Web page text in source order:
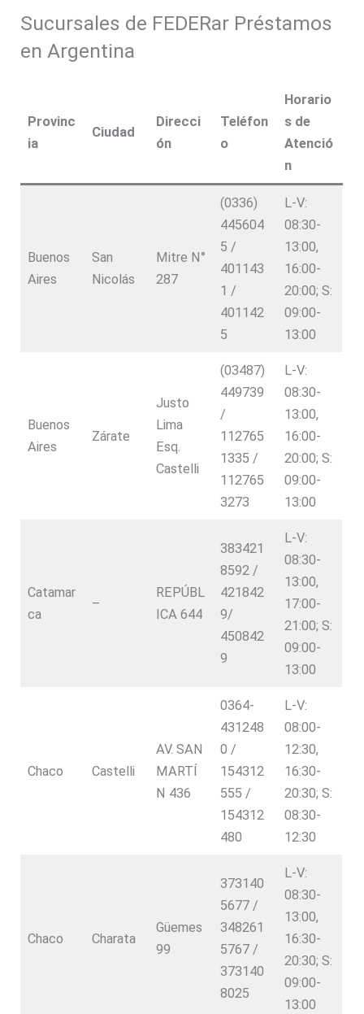
Sucursales de FEDERar Préstamos
en Argentina
Provinc
ia
Ciudad
Direcci
ón
Teléfon
o
Horario
s de
Atenció
n
Buenos
Aires
San
Nicolás
Mitre N°
287
(0336)
445604
5 /
401143
1 /
401142
5
L-V:
08:30-
13:00,
16:00-
20:00; S:
09:00-
13:00
Buenos
Aires
Zárate
Justo
Lima
Esq.
Castelli
(03487)
449739
/
112765
1335 /
112765
3273
L-V:
08:30-
13:00,
16:00-
20:00; S:
09:00-
13:00
Catamar
ca
–
REPÚBL
ICA 644
383421
8592 /
421842
9/
450842
9
L-V:
08:30-
13:00,
17:00-
21:00; S:
09:00-
13:00
Chaco Castelli
AV. SAN
MARTÍ
N 436
0364-
431248
0 /
154312
555 /
154312
480
L-V:
08:00-
12:30,
16:30-
20:30; S:
08:30-
12:30
Chaco Charata
Güemes
99
373140
5677 /
348261
5767 /
373140
8025
L-V:
08:30-
13:00,
16:30-
20:30; S:
09:00-
13:00